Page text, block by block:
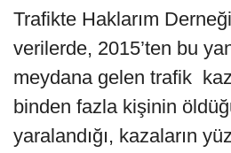
Trafikte Haklarım
verilerde, 2015’ten bu
meydana gelen trafik
binden fazla kişinin
yaralandığı, kazaların